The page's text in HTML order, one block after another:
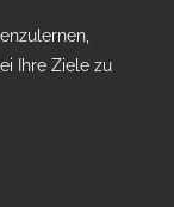
Ihre Ziele zu